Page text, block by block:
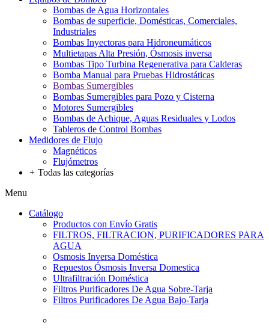
Bombas de Agua Horizontales
Bombas de superficie, Domésticas, Comerciales,
Industriales
Bombas Inyectoras para Hidroneumáticos
Multietapas Alta Presión, Ósmosis inversa
Bombas Tipo Turbina Regenerativa para Calderas
Bomba Manual para Pruebas Hidrostáticas
Bombas Sumergibles
Bombas Sumergibles para Pozo y Cisterna
Motores Sumergibles
Bombas de Achique, Aguas Residuales y Lodos
Tableros de Control Bombas
Medidores de Flujo
Magnéticos
Flujómetros
+ Todas las categorías
Menu
Catálogo
Productos con Envío Gratis
FILTROS, FILTRACION, PURIFICADORES PARA
AGUA
Osmosis Inversa Doméstica
Repuestos Ósmosis Inversa Domestica
Ultrafiltración Doméstica
Filtros Purificadores De Agua Sobre-Tarja
Filtros Purificadores De Agua Bajo-Tarja